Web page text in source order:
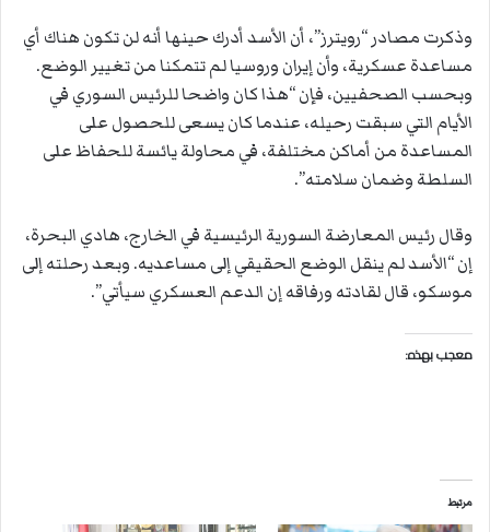
وذكرت مصادر “رويترز”، أن الأسد أدرك حينها أنه لن تكون هناك أي
مساعدة عسكرية، وأن إيران وروسيا لم تتمكنا من تغيير الوضع.
وبحسب الصحفيين، فإن “هذا كان واضحا للرئيس السوري في
الأيام التي سبقت رحيله، عندما كان يسعى للحصول على
المساعدة من أماكن مختلفة، في محاولة يائسة للحفاظ على
السلطة وضمان سلامته”.
وقال رئيس المعارضة السورية الرئيسية في الخارج، هادي البحرة،
إن “الأسد لم ينقل الوضع الحقيقي إلى مساعديه. وبعد رحلته إلى
موسكو، قال لقادته ورفاقه إن الدعم العسكري سيأتي”.
معجب بهذه:
مرتبط